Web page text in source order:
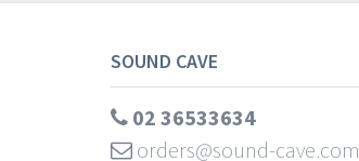
SOUND CAVE
02 36533634
orders@sound-cave.com